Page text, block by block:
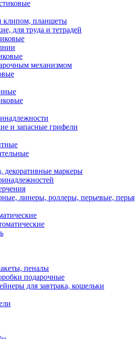
планшеты
для труда и тетрадей
механизмом
и запасные грифели
декоративные маркеры
линеры, роллеры, перьевые, перья
пеналы
подарочные
для завтрака, кошельки